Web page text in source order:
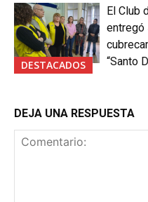
DESTACADOS
El Club
entregó
“Santo
DEJA UNA RESPUESTA